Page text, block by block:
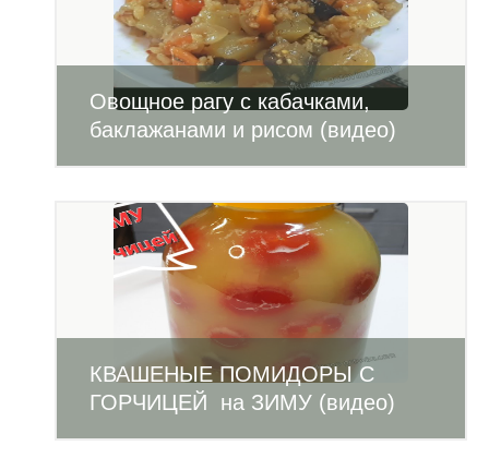
Овощное рагу с кабачками,
баклажанами и рисом (видео)
КВАШЕНЫЕ ПОМИДОРЫ С
ГОРЧИЦЕЙ на ЗИМУ (видео)